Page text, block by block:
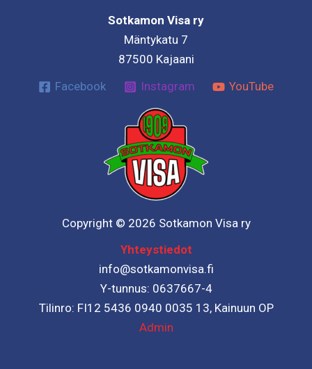
Sotkamon Visa ry
Mäntykatu 7
87500 Kajaani
Facebook
Instagram YouTube
Copyright © 2026 Sotkamon Visa ry
Yhteystiedot
info@sotkamonvisa.fi
Y-tunnus: 0637667-4
Tilinro: FI12 5436 0940 0035 13, Kainuun OP
Admin